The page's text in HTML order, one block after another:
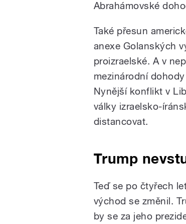
Abrahámovské
Také přesun
anexe Golanských
proizraelské. A v
mezinárodní
Nynější konflikt v
války izraelsko-
distancovat.
Trump
Teď se po čtyřech
východ se změnil.
by se za jeho